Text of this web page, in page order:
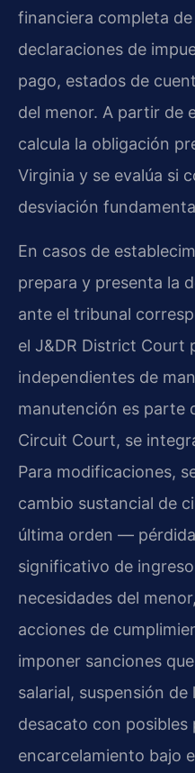
financiera completa
declaraciones de
pago, estados de
del menor. A partir de
calcula la obligación
Virginia y se evalúa si
desviación
En casos de
prepara y presenta la
ante el tribunal
el J&DR District Court
independientes de
manutención es parte
Circuit Court, se
Para modificaciones,
cambio sustancial de
última orden —
significativo de
necesidades del
acciones de
imponer sanciones
salarial, suspensión de
desacato con posibles
encarcelamiento bajo